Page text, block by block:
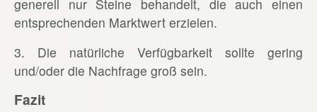
generell nur Steine behandelt, die auch einen
entsprechenden Marktwert erzielen.
3. Die natürliche Verfügbarkeit sollte gering
und/oder die Nachfrage groß sein.
Fazit